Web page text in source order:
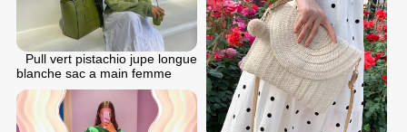
Pull vert pistachio jupe longue
blanche sac a main femme